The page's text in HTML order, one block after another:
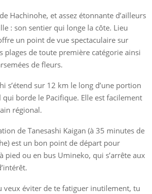
Hachinohe, et assez étonnante d’ailleurs
: son sentier qui longe la côte. Lieu
un point de vue spectaculaire sur
plages de toute première catégorie ainsi
de fleurs.
s’étend sur 12 km le long d’une portion
borde le Pacifique. Elle est facilement
régional.
de Tanesashi Kaigan (à 35 minutes de
est un bon point de départ pour
pied ou en bus Umineko, qui s’arrête aux
veux éviter de te fatiguer inutilement, tu